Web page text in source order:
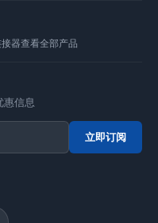
器查看全部产品
惠信息
立即订阅